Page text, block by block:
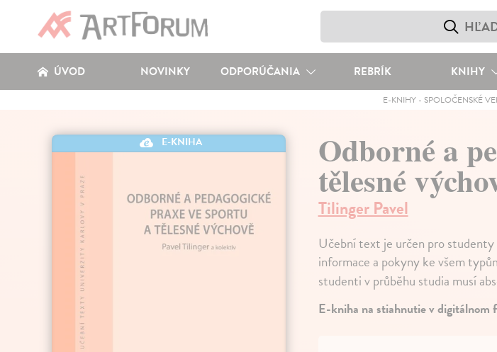
ÚVOD NOVINKY ODPORÚČANIA REBRÍK KNIHY
E-KNIHY - SPOLOČENSKÉ
E-KNIHA Odborné a
tělesné
Tilinger Pavel
Učební text je určen pro
informace a pokyny ke všem
studenti v průběhu studia musí
E-kniha na stiahnutie v digitálnom